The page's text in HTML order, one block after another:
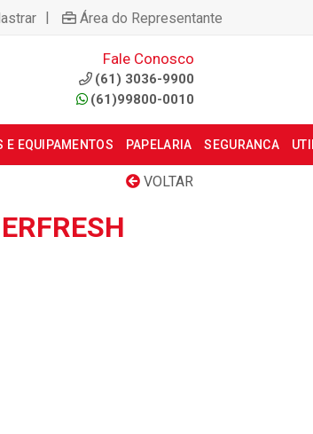
| Área do Representante
Fale Conosco
(61) 3036-9900
(61)99800-0010
E EQUIPAMENTOS PAPELARIA SEGURANCA
VOLTAR